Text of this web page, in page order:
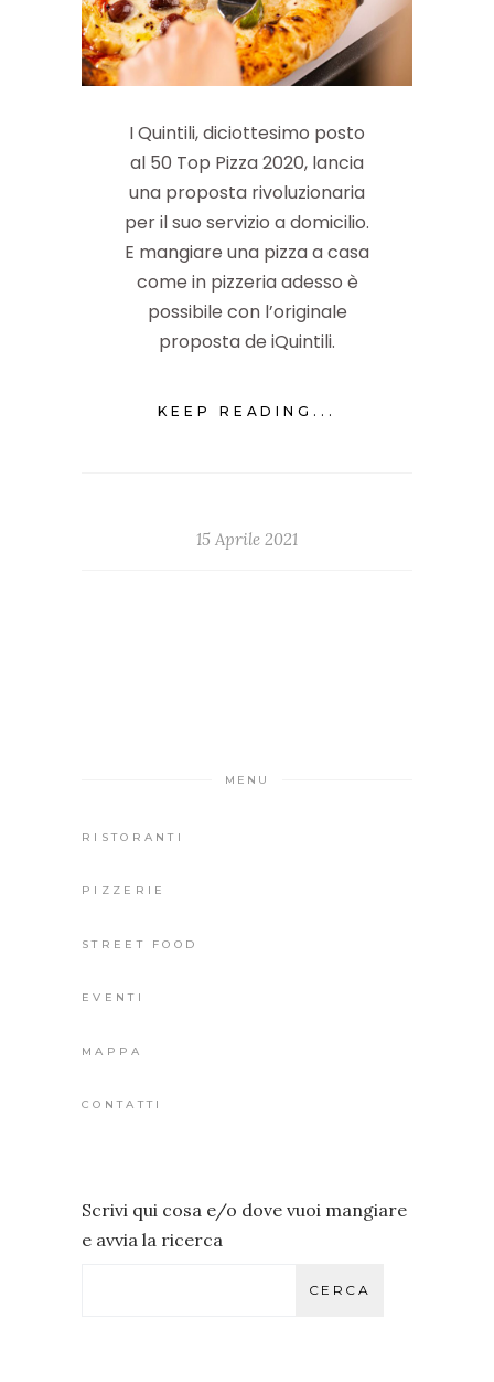
I Quintili, diciottesimo posto
al 50 Top Pizza 2020, lancia
una proposta rivoluzionaria
per il suo servizio a domicilio.
E mangiare una pizza a casa
come in pizzeria adesso è
possibile con l’originale
proposta de iQuintili.
KEEP READING...
15 Aprile 2021
MENU
RISTORANTI
PIZZERIE
STREET FOOD
EVENTI
MAPPA
CONTATTI
Scrivi qui cosa e/o dove vuoi mangiare
e avvia la ricerca
CERCA